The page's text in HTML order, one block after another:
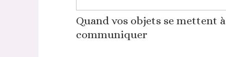
Quand vos objets se mettent à
communiquer